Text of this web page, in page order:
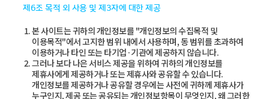
제6조 목적 외 사용 및 제3자에 대한 제공
본 사이트는 귀하의 개인정보를 "개인정보의 수집목적 및
이용목적"에서 고지한 범위 내에서 사용하며, 동 범위를 초과하여
이용하거나 타인 또는 타기업·기관에 제공하지 않습니다.
그러나 보다 나은 서비스 제공을 위하여 귀하의 개인정보를
제휴사에게 제공하거나 또는 제휴사와 공유할 수 있습니다.
개인정보를 제공하거나 공유할 경우에는 사전에 귀하께 제휴사가
누구인지, 제공 또는 공유되는 개인정보항목이 무엇인지, 왜 그러한